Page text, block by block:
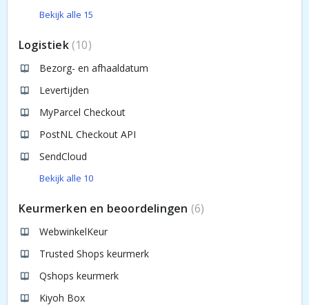
Bekijk alle 15
Logistiek 10
Bezorg- en afhaaldatum
Levertijden
MyParcel Checkout
PostNL Checkout API
SendCloud
Bekijk alle 10
Keurmerken en beoordelingen 6
WebwinkelKeur
Trusted Shops keurmerk
Qshops keurmerk
Kiyoh Box